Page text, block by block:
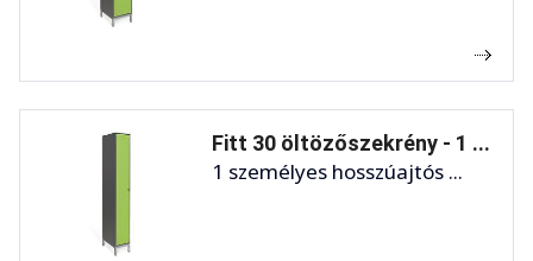
Fitt 30 öltözőszekrény - 1 ...
1 személyes hosszúajtós ...